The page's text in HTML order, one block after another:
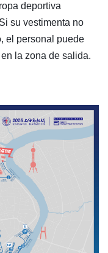
deportiva
su vestimenta no
el personal puede
la zona de salida.